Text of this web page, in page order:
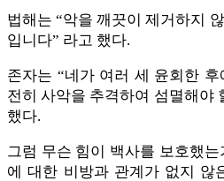
법해는 “악을 깨끗이 제거하지
입니다” 라고 했다.
존자는 “네가 여러 세 윤회한
전히 사악을 추격하여 섬멸해야
했다.
그럼 무슨 힘이 백사를 보호했
에 대한 비방과 관계가 없지 않